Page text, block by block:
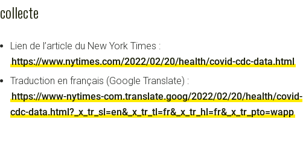
collecte
Lien de l’article du New York Times :
https://www.nytimes.com/2022/02/20/health/covid-cdc-data.html
Traduction en français (Google Translate) :
https://www-nytimes-com.translate.goog/2022/02/20/health/covid-
cdc-data.html?_x_tr_sl=en&_x_tr_tl=fr&_x_tr_hl=fr&_x_tr_pto=wapp